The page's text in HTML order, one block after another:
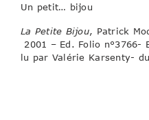
Un petit… bijou
La Petite Bijou, Patrick
2001 – Ed. Folio n°3766-
lu par Valérie Karsenty-